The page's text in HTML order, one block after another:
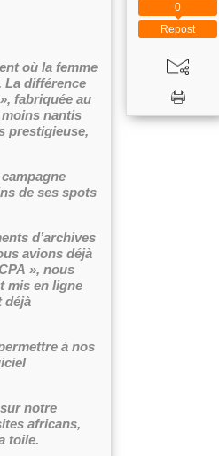
où la femme
La différence
», fabriquée au
nantis
prestigieuse,
de ses spots
d’archives
avions déjà
», nous
mis en ligne
déjà
à nos
notre
africans,
toile.
Repost
0